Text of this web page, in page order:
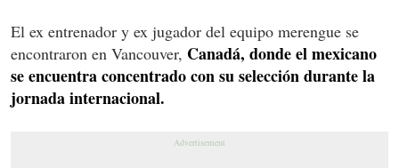
El ex entrenador y ex jugador del equipo merengue se
encontraron en Vancouver, Canadá, donde el mexicano
se encuentra concentrado con su selección durante la
jornada internacional.